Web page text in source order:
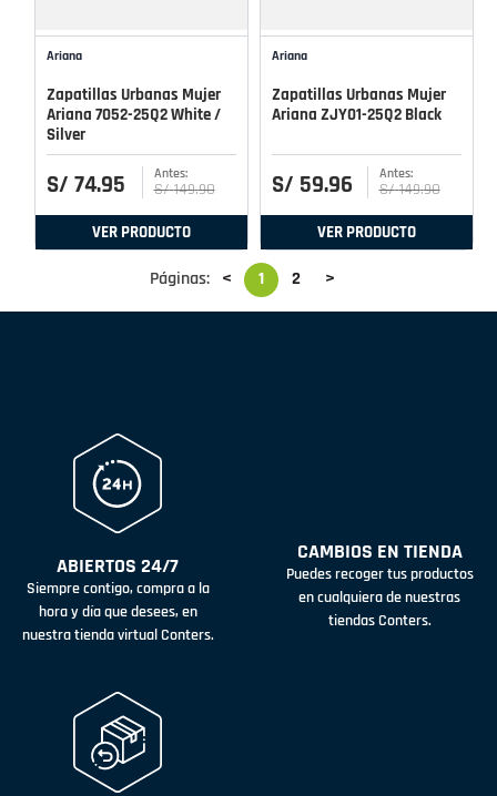
Ariana
Zapatillas Urbanas Mujer
Ariana 7052-25Q2 White /
Silver
S/ 74.95 S/ 149.90
VER PRODUCTO
Ariana
Zapatillas Urbanas Mujer
Ariana ZJY01-25Q2 Black
S/ 59.96 S/ 149.90
VER PRODUCTO
Páginas: < 1 2 >
ABIERTOS 24/7
Siempre contigo, compra a la
hora y día que desees, en
nuestra tienda virtual Conters.
CAMBIOS EN TIENDA
Puedes recoger tus productos
en cualquiera de nuestras
tiendas Conters.